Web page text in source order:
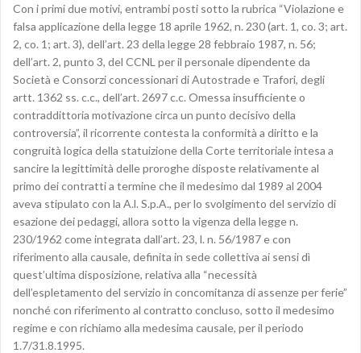
Con i primi due motivi, entrambi posti sotto la rubrica “Violazione e
falsa applicazione della legge 18 aprile 1962, n. 230 (art. 1, co. 3; art.
2, co. 1; art. 3), dell’art. 23 della legge 28 febbraio 1987, n. 56;
dell’art. 2, punto 3, del CCNL per il personale dipendente da
Società e Consorzi concessionari di Autostrade e Trafori, degli
artt. 1362 ss. c.c., dell’art. 2697 c.c. Omessa insufficiente o
contraddittoria motivazione circa un punto decisivo della
controversia”, il ricorrente contesta la conformità a diritto e la
congruità logica della statuizione della Corte territoriale intesa a
sancire la legittimità delle proroghe disposte relativamente al
primo dei contratti a termine che il medesimo dal 1989 al 2004
aveva stipulato con la A.l. S.p.A., per lo svolgimento del servizio di
esazione dei pedaggi, allora sotto la vigenza della legge n.
230/1962 come integrata dall’art. 23, l. n. 56/1987 e con
riferimento alla causale, definita in sede collettiva ai sensi dì
quest’ultima disposizione, relativa alla “necessità
dell’espletamento del servizio in concomitanza di assenze per ferie”
nonché con riferimento al contratto concluso, sotto il medesimo
regime e con richiamo alla medesima causale, per il periodo
1.7/31.8.1995.